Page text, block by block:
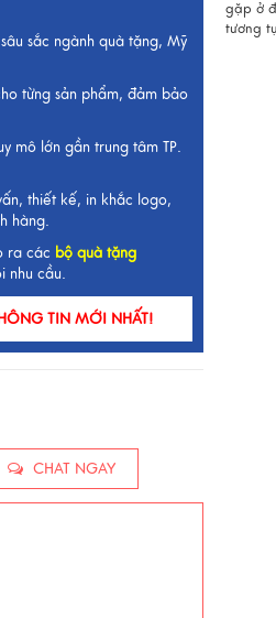
sắc ngành quà tặng, Mỹ
từng sản phẩm, đảm bảo
mô lớn gần trung tâm TP.
thiết kế, in khắc logo,
hàng.
ra các bộ quà tặng
nhu cầu.
TIN MỚI NHẤT!
CHAT NGAY
gặp ở
tương